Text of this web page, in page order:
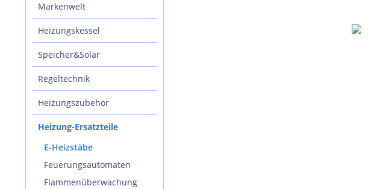
Markenwelt
Heizungskessel
Speicher&Solar
Regeltechnik
Heizungszubehör
Heizung-Ersatzteile
E-Heizstäbe
Feuerungsautomaten
Flammenüberwachung